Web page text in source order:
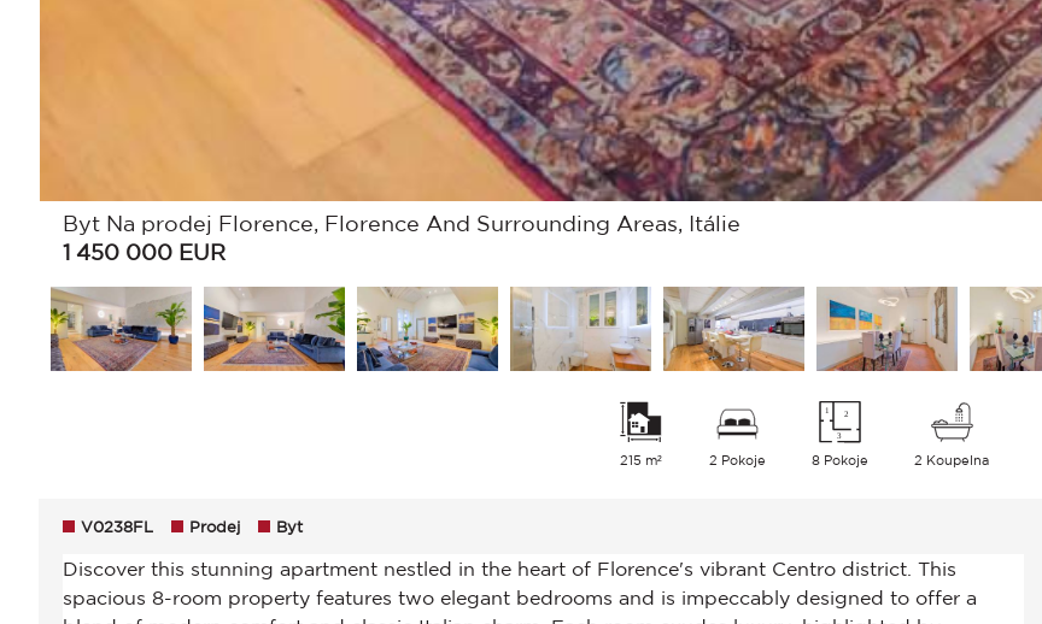
Byt Na prodej Florence, Florence And Surrounding Areas, Itálie
1 450 000 EUR
215 m² 2 Pokoje 8 Pokoje 2 Koupelna
V0238FL Prodej Byt